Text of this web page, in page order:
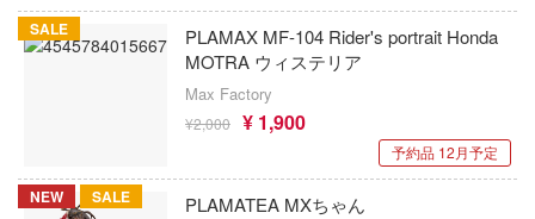
SALE
PLAMAX MF-104 Rider's portrait Honda
MOTRA ウィステリア
Max Factory
¥2,000 ¥ 1,900
予約品 12月予定
NEW SALE PLAMATEA MXちゃん
お隣の天使様にいつの間にか駄目人間に
た件
お兄ちゃんはおしまい!
仮面ライダー
怪獣8号
Art Spirits
ART MODEL(バウマン・ビーバーコーポ
ョン)
アーティストホビー(ビーバーコーポレー
AMMO(ビーバーコーポレーション)
シリーズ
わせ
式アカウント